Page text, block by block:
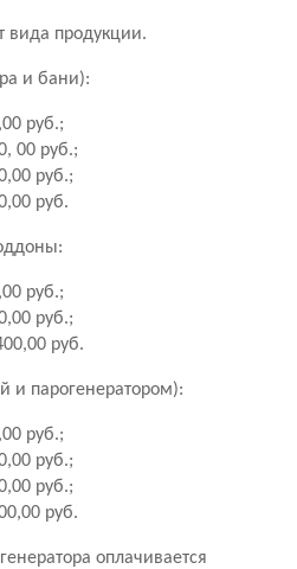
вида продукции.
и бани):
руб.;
00 руб.;
руб.;
руб.
руб.;
руб.;
руб.
и парогенератором):
руб.;
руб.;
руб.;
руб.
оплачивается